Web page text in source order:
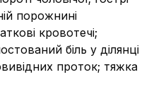
порожнині
кровотечі;
біль у ділянці
проток; тяжка